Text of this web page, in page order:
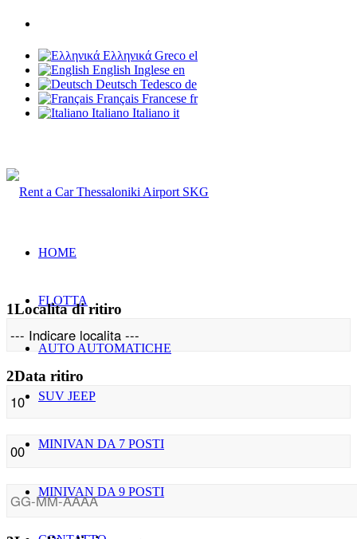
Ελληνικά Greco el
English Inglese en
Deutsch Tedesco de
Français Francese fr
Italiano Italiano it
HOME
FLOTTA
AUTO AUTOMATICHE
SUV JEEP
MINIVAN DA 7 POSTI
MINIVAN DA 9 POSTI
1Localita di ritiro
2Data ritiro